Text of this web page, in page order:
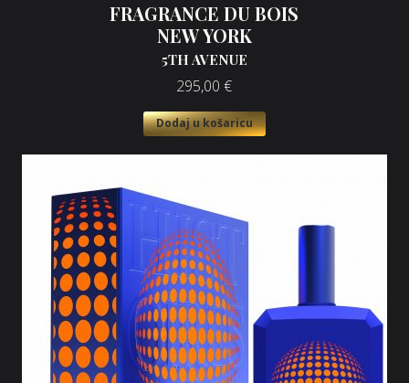
FRAGRANCE DU BOIS
NEW YORK
5TH AVENUE
295,00 €
Dodaj u košaricu